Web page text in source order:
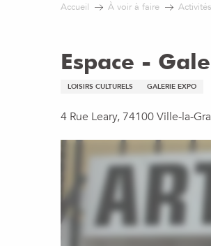
Accueil À voir à faire
Espace -
LOISIRS CULTURELS GALERIE EXPO
4 Rue Leary, 74100 Ville-la-